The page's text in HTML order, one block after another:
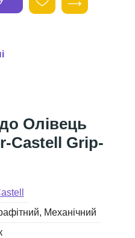
Олівець
Castell Grip-
Механічний